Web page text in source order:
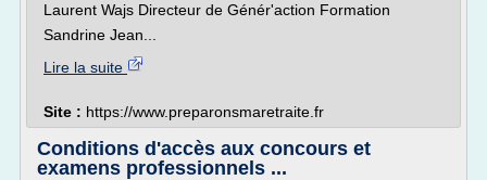
Laurent Wajs Directeur de Génér'action Formation
Sandrine Jean...
Lire la suite
Site : https://www.preparonsmaretraite.fr
Conditions d'accès aux concours et
examens professionnels ...